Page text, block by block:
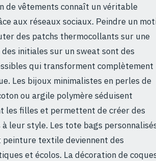
de vêtements connaît un véritable
aux réseaux sociaux. Peindre un
des patchs thermocollants sur une
initiales sur un sweat sont des
qui transforment complètement
Les bijoux minimalistes en perles de
ou argile polymère séduisent
les filles et permettent de créer des
à leur style. Les tote bags
peinture textile deviennent des
et écolos. La décoration de